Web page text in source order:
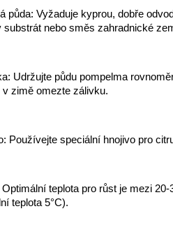
půda: Vyžaduje kyprou, dobře
substrát nebo směs zahradnické
Udržujte půdu pompelma
zimě omezte zálivku.
Používejte speciální hnojivo pro
teplota pro růst je mezi
teplota 5°C).